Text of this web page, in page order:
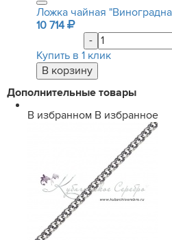
Ложка чайная
10 714
-
Купить в 1 клик
Дополнительные товары
В избранном В избранное